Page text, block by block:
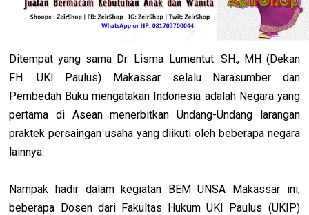
Ditempat yang sama Dr. Lisma Lumentut. SH., MH (Dekan
FH. UKI Paulus) Makassar selalu Narasumber dan
Pembedah Buku mengatakan Indonesia adalah Negara yang
pertama di Asean menerbitkan Undang-Undang larangan
praktek persaingan usaha yang diikuti oleh beberapa negara
lainnya.
Nampak hadir dalam kegiatan BEM UNSA Makassar ini,
beberapa Dosen dari Fakultas Hukum UKI Paulus (UKIP)